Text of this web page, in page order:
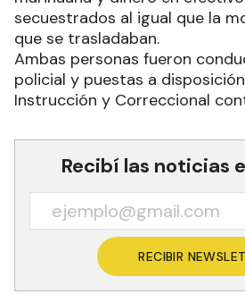
secuestrados al igual que la
que se trasladaban.
Ambas personas fueron
policial y puestas a
Instrucción y Correccional
Recibí las noticias
RECIBIR